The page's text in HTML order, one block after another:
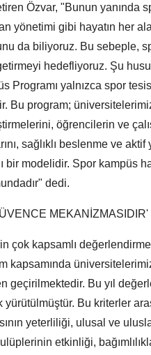
Özvar, "Bunun yanında
yönetimi gibi hayatın her
da biliyoruz. Bu sebeple,
hedefliyoruz. Şu
yalnızca spor
Bu program;
öğrencilerin ve
sağlıklı beslenme ve
modelidir. Spor kampüs
dedi.
MEKANİZMASIDIR'
çok kapsamlı
kapsamında
geçirilmektedir. Bu yıl
yürütülmüştür. Bu kriterler
yeterliliği, ulusal ve
etkinliği,